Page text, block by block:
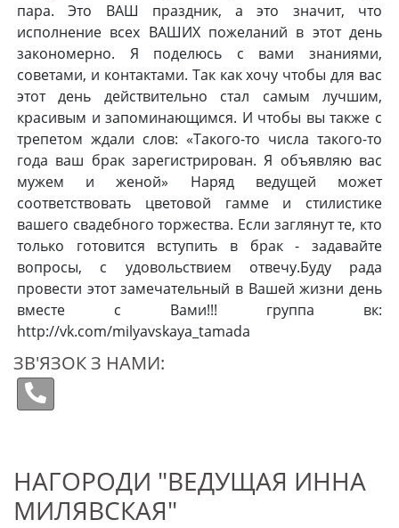
пара. Это ВАШ праздник, а это значит, что
исполнение всех ВАШИХ пожеланий в этот день
закономерно. Я поделюсь с вами знаниями,
советами, и контактами. Так как хочу чтобы для вас
этот день действительно стал самым лучшим,
красивым и запоминающимся. И чтобы вы также с
трепетом ждали слов: «Такого-то числа такого-то
года ваш брак зарегистрирован. Я объявляю вас
мужем и женой» Наряд ведущей может
соответствовать цветовой гамме и стилистике
вашего свадебного торжества. Если заглянут те, кто
только готовится вступить в брак - задавайте
вопросы, с удовольствием отвечу.Буду рада
провести этот замечательный в Вашей жизни день
вместе с Вами!!! группа вк:
http://vk.com/milyavskaya_tamada
ЗВ'ЯЗОК З НАМИ:
НАГОРОДИ "ВЕДУЩАЯ ИННА
МИЛЯВСКАЯ"